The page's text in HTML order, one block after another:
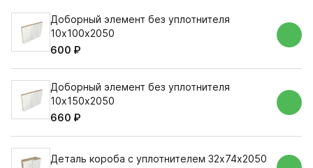
Доборный элемент без уплотнителя
10х100х2050
600 ₽
Доборный элемент без уплотнителя
10х150х2050
660 ₽
Деталь короба с уплотнителем 32х74х2050